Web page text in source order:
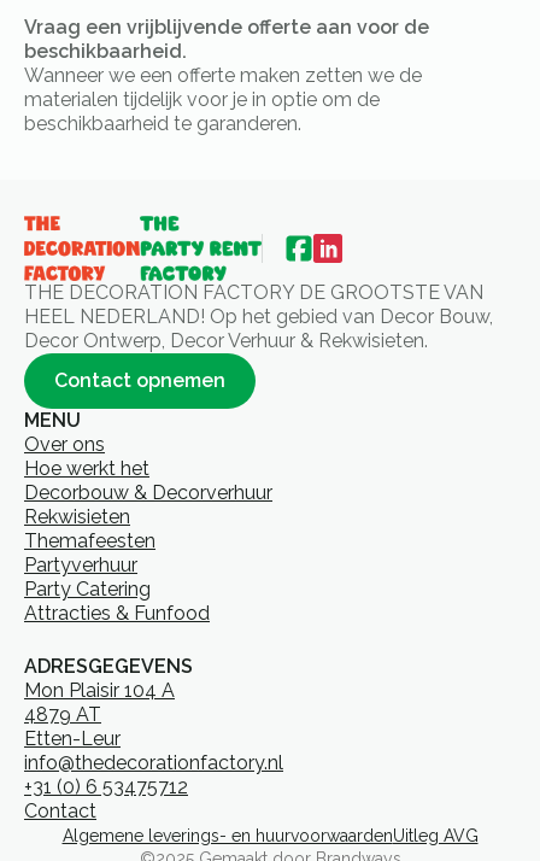
Vraag een vrijblijvende offerte aan voor de
beschikbaarheid.
Wanneer we een offerte maken zetten we de
materialen tijdelijk voor je in optie om de
beschikbaarheid te garanderen.
THE DECORATION FACTORY DE GROOTSTE VAN
HEEL NEDERLAND! Op het gebied van Decor Bouw,
Decor Ontwerp, Decor Verhuur & Rekwisieten.
Contact opnemen
MENU
Over ons
Hoe werkt het
Decorbouw & Decorverhuur
Rekwisieten
Themafeesten
Partyverhuur
Party Catering
Attracties & Funfood
ADRESGEGEVENS
Mon Plaisir 104 A
4879 AT
Etten-Leur
info@thedecorationfactory.nl
+31 (0) 6 53475712
Contact
Algemene leverings- en huurvoorwaardenUitleg AVG